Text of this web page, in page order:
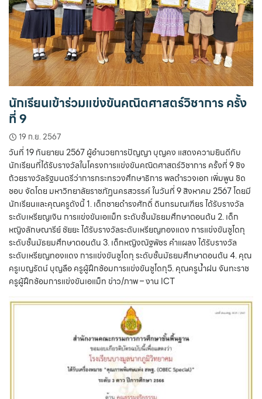
นักเรียนเข้าร่วมแข่งขันคณิตศาสตร์วิชาการ ครั้ง
ที่ 9
19 ก.ย. 2567
วันที่ 19 กันยายน 2567 ผู้อำนวยการปัญญา บุญคง แสดงความยินดีกับ
นักเรียนที่ได้รับรางวัลในโครงการแข่งขันคณิตศาสตร์วิชาการ ครั้งที่ 9 ชิง
ถ้วยรางวัลรัฐมนตรีว่าการกระทรวงศึกษาธิการ พลตำรวจเอก เพิ่มพูน ชิด
ชอบ จัดโดย มหาวิทยาลัยราชภัฏนครสวรรค์ ในวันที่ 9 สิงหาคม 2567 โดยมี
นักเรียนและคุณครูดังนี้ 1. เด็กชายดำรงศักดิ์ ดินทรมณเฑียร ได้รับรางวัล
ระดับเหรียญเงิน การแข่งขันเอแม็ท ระดับชั้นมัธยมศึกษาตอนต้น 2. เด็ก
หญิงลักษณารีย์ ชัยยะ ได้รับรางวัลระดับเหรียญทองแดง การแข่งขันซูโดกุ
ระดับชั้นมัธยมศึกษาตอนต้น 3. เด็กหญิงณัฐพัชร คำแผลง ได้รับรางวัล
ระดับเหรียญทองแดง การแข่งขันซูโดกุ ระดับชั้นมัธยมศึกษาตอนต้น 4. คุณ
ครูเบญรัตน์ บุญลือ ครูผู้ฝึกซ้อมการแข่งขันซูโดกุ5. คุณครูน้ำฝน จันทะราช
ครูผู้ฝึกซ้อมการแข่งขันเอแม็ท ข่าว/ภาพ – งาน ICT